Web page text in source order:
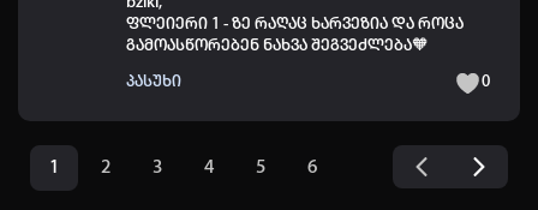
ფლეიერი 1 - ზე რაღაც ხარვეზია და როცა
გამოასწორებენ ნახვა შეგვეძლება🧡
პასუხი 0
1 2 3 4 5 6